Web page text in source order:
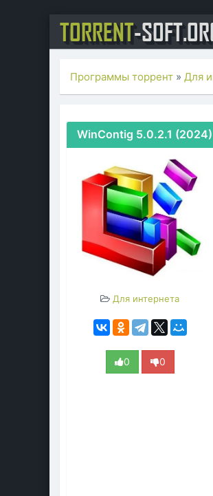
TORRENT-
Программы торрент » Для
WinContig 5.0.2.1
Для интернета
0 0